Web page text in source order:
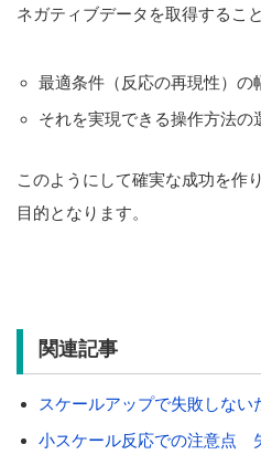
ネガティブデータを取得するこ
最適条件（反応の再現性）の
それを実現できる操作方法の
このようにして確実な成功を作
目的となります。
関連記事
スケールアップで失敗しな
小スケール反応での注意点